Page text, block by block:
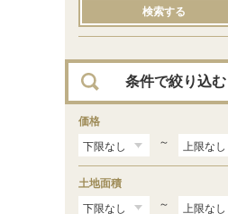
広川ビーチ（1）
湯浅（1）
藤並（1）
（13）
加茂郷（16）
冷水浦（28）
黒江（61）
紀三井寺
宮前（122）
和歌山
紀和
検索する
条件で絞り込む
価格
～
土地面積
～